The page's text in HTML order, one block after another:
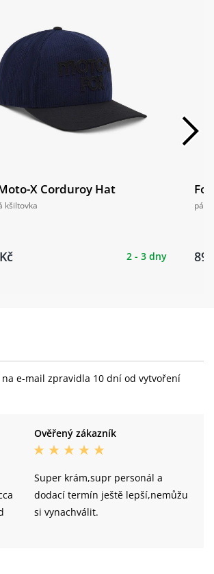
X Corduroy Hat
kšiltovka
2 - 3 dny
e-mail zpravidla 10 dní od vytvoření
Ověřený zákazník
Super krám,supr personál a
dodací termín ještě lepší,nemůžu
si vynachválit.